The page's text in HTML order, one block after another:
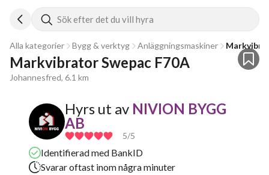
Sök efter det du vill hyra
Alla kategorier Bygg & verktyg Anläggningsmaskiner
Markvibrator Swepac F70A
Johannesfred, 6.1 km
Hyrs ut av NIVION BYGG
AB
5/5
Identifierad med BankID
Svarar oftast inom några minuter